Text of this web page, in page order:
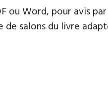
Word, pour avis
de salons du livre